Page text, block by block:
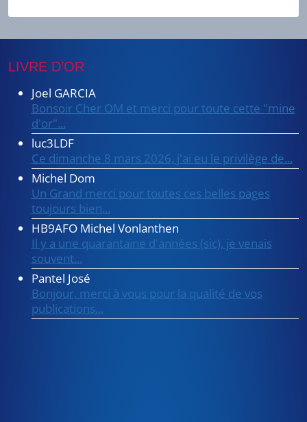
MC²
COMMENT
D’ALBERT
EINSTEIN
?
LIVRE D’OR
Joel GARCIA
Bonsoir Cher OM et merci pour toute cette "mine
d'or"...
luc3LDF
Ce dimanche 8 mars 2026, j'ai eu le privilège de...
Michel Dom
Un Grand merci pour toutes ces belles pages
toujours bien...
HB9AFO Michel Vonlanthen
Il y a une quarantaine d'années (sic), je venais
souvent...
Pantel José
Bonjour, merci à vous pour la qualité de vos
publications...